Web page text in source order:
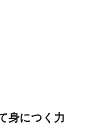
身につく力